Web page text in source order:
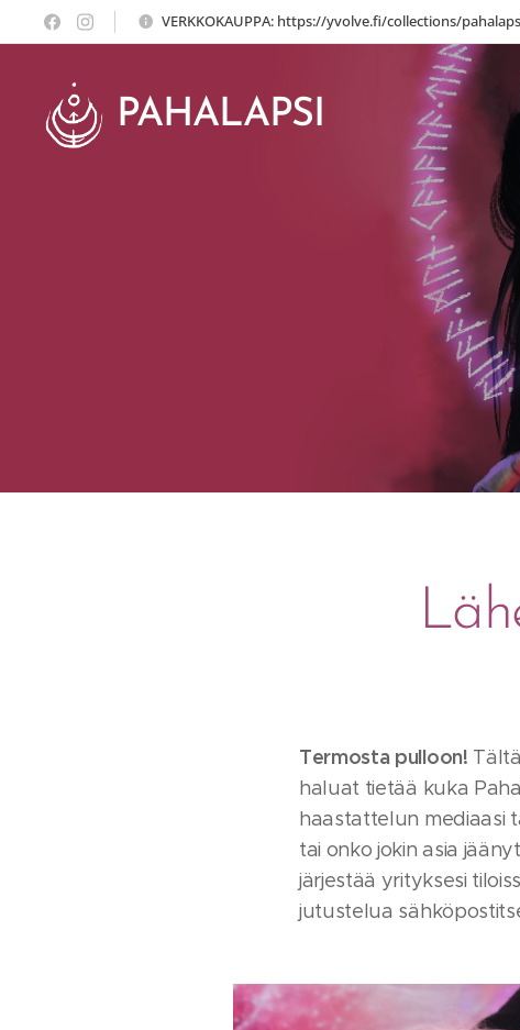
VERKKOKAUPPA: https://yvolve.fi/collections/
PAHALAPSI
Termosta pulloon!
haluat tietää kuka
haastattelun mediaasi
tai onko jokin asia
järjestää yrityksesi
jutustelua